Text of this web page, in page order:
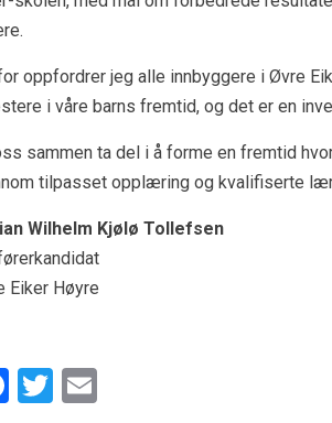
oppfordrer jeg alle innbyggere i Øvre
i våre barns fremtid, og det er en
sammen ta del i å forme en fremtid
tilpasset opplæring og kvalifiserte
Wilhelm Kjølø Tollefsen
Eiker Høyre
Facebook
Twitter
Email